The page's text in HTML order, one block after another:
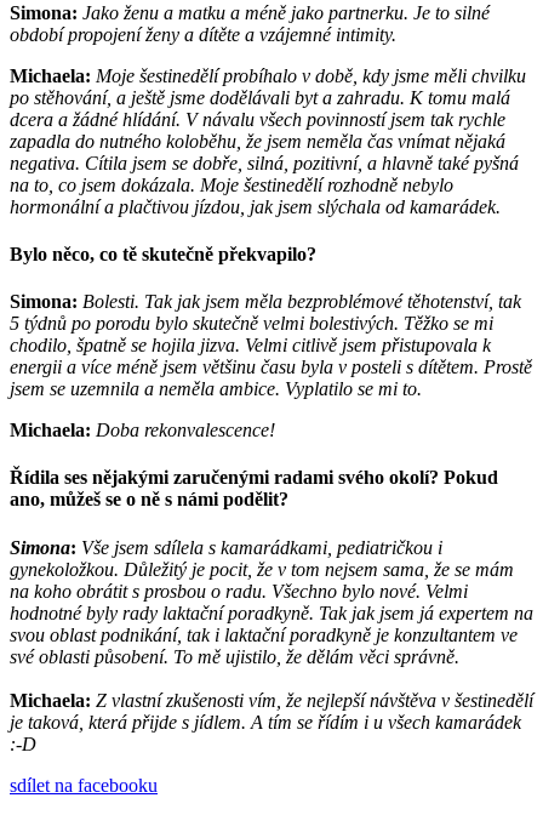
Simona: Jako ženu a matku a méně jako partnerku. Je to silné
období propojení ženy a dítěte a vzájemné intimity.
Michaela: Moje šestinedělí probíhalo v době, kdy jsme měli chvilku
po stěhování, a ještě jsme dodělávali byt a zahradu. K tomu malá
dcera a žádné hlídání. V návalu všech povinností jsem tak rychle
zapadla do nutného koloběhu, že jsem neměla čas vnímat nějaká
negativa. Cítila jsem se dobře, silná, pozitivní, a hlavně také pyšná
na to, co jsem dokázala. Moje šestinedělí rozhodně nebylo
hormonální a plačtivou jízdou, jak jsem slýchala od kamarádek.
Bylo něco, co tě skutečně překvapilo?
Simona: Bolesti. Tak jak jsem měla bezproblémové těhotenství, tak
5 týdnů po porodu bylo skutečně velmi bolestivých. Těžko se mi
chodilo, špatně se hojila jizva. Velmi citlivě jsem přistupovala k
energii a více méně jsem většinu času byla v posteli s dítětem. Prostě
jsem se uzemnila a neměla ambice. Vyplatilo se mi to.
Michaela: Doba rekonvalescence!
Řídila ses nějakými zaručenými radami svého okolí? Pokud
ano, můžeš se o ně s námi podělit?
Simona: Vše jsem sdílela s kamarádkami, pediatričkou i
gynekoložkou. Důležitý je pocit, že v tom nejsem sama, že se mám
na koho obrátit s prosbou o radu. Všechno bylo nové. Velmi
hodnotné byly rady laktační poradkyně. Tak jak jsem já expertem na
svou oblast podnikání, tak i laktační poradkyně je konzultantem ve
své oblasti působení. To mě ujistilo, že dělám věci správně.
Michaela: Z vlastní zkušenosti vím, že nejlepší návštěva v šestinedělí
je taková, která přijde s jídlem. A tím se řídím i u všech kamarádek
:-D
sdílet na facebooku